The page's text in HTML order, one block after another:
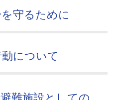
守るために
について